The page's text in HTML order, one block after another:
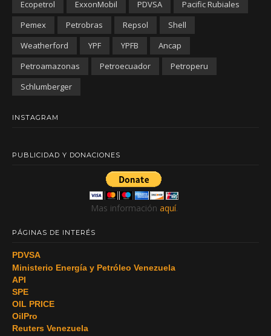
Ecopetrol ExxonMobil PDVSA
Pacific Rubiales
Pemex
Petrobras Repsol
Shell
Weatherford
YPF YPFB
Ancap
Petroamazonas
Petroecuador
Petroperu
Schlumberger
INSTAGRAM
PUBLICIDAD Y DONACIONES
Mas información aquí.
PÁGINAS DE INTERÉS
PDVSA
Ministerio Energía y Petróleo Venezuela
API
SPE
OIL PRICE
OilPro
Reuters Venezuela